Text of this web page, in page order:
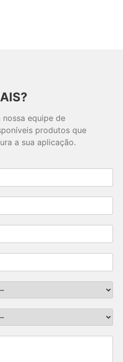
equipe de
produtos que
a sua aplicação.